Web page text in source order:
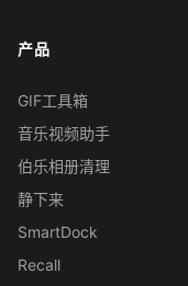
产品
GIF工具箱
音乐视频助手
伯乐相册清理
静下来
SmartDock
Recall